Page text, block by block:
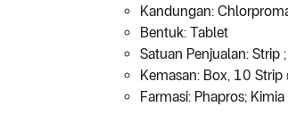
Kandungan:
Bentuk: Tablet
Satuan Penjualan: Strip
Kemasan: Box, 10
Farmasi: Phapros;